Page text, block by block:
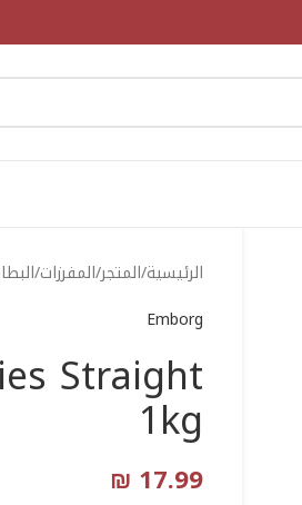
الرئيسية المتجرالمفرزات
Emborg
Straight
1kg
₪ 17.99